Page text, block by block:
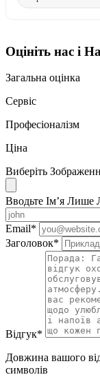
Оцініть нас і
Загальна оцінка
Сервіс
Професіоналізм
Ціна
Виберіть
Вводьте Ім’я Лише
Email*
Заголовок*
Відгук*
Довжина вашого
символів